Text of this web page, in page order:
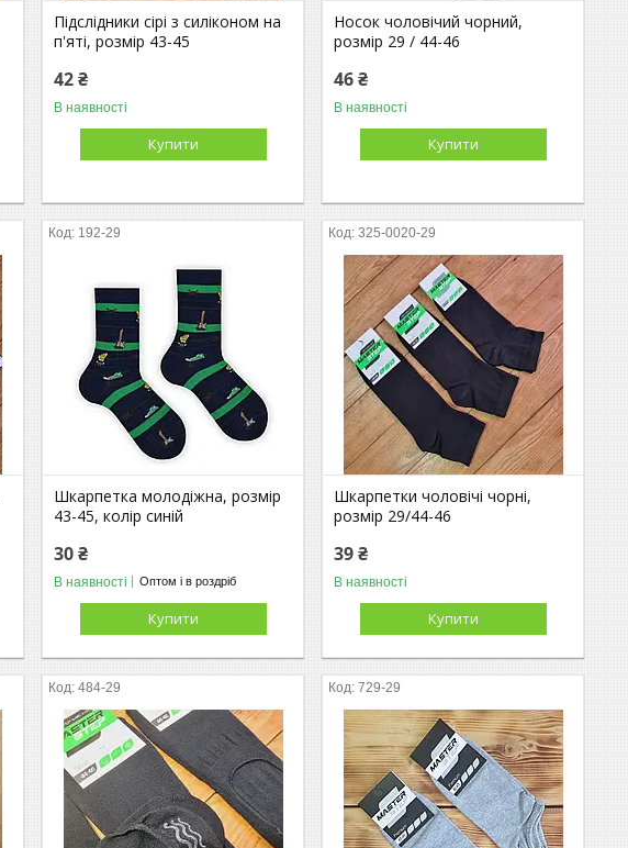
Підслідники сірі з силіконом на
п'яті, розмір 43-45
42 ₴
В наявності
Купити
Носок чоловічий чорний,
розмір 29 / 44-46
46 ₴
В наявності
Купити
192-29
Шкарпетка молодіжна, розмір
43-45, колір синій
30 ₴
В наявності Оптом і в роздріб
Купити
325-0020-29
Шкарпетки чоловічі чорні,
розмір 29/44-46
39 ₴
В наявності
Купити
484-29 729-29